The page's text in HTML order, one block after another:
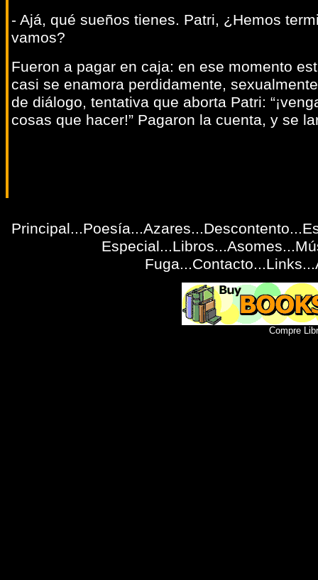
- Ajá, qué sueños tienes. Patri, ¿Hemos
vamos?
Fueron a pagar en caja: en ese momento
casi se enamora perdidamente,
de diálogo, tentativa que aborta Patri:
cosas que hacer!” Pagaron la cuenta, y se
Principal...Poesía...Azares...Descontento...
Especial...Libros...Asomes...
Fuga...Contacto...Links...
Compre